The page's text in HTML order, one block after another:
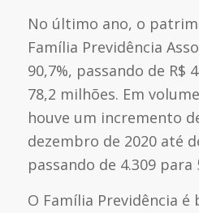
No último ano, o
Família Previdência
90,7%, passando de R$
78,2 milhões. Em
houve um incremento
dezembro de 2020 até
passando de 4.309
O Família Previdência